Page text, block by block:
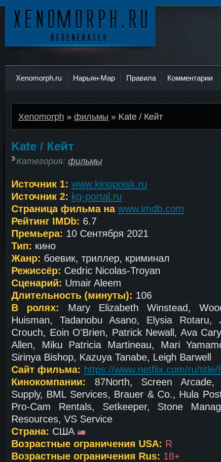
Xenomorph.ru Нарьян-Мар Правила Комментарии
Xenomorph » фильмы » Kate / Кейт
Kate / Кейт
Категория: фильмы
Источник 1: www.kinopoisk.ru
Источник 2: kg-portal.ru
Страница фильма на www.imdb.com
Рейтинг IMDb: 6.7
Премьера: 10 Сентября 2021
Тип: кино
Жанр: боевик, триллер, криминал
Режиссёр: Cedric Nicolas-Troyan
Сценарий: Umair Aleem
Длительность (минуты): 106
В ролях: Mary Elizabeth Winstead,
Huisman, Tadanobu Asano, Elysia Rotaru,
Crouch, Eoin O'Brien, Patrick Newall, Ava
Allen, Miku Patricia Martineau, Mari
Sirinya Bishop, Kazuya Tanabe, Leigh Barwell
Сайт фильма: https://www.netflix.com/ru/title/
Кинокомпании: 87North, Screen
Supply, BML Services, Brauer & Co., Hula
Pro-Cam Rentals, Setkeeper, Stone
Resources, VS Service
Страна: США
Возрастные ограничения USA: R
Возрастные ограничения Rus: 18+